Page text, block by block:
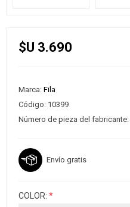
$U 3.690
Marca: Fila
Código: 10399
Número de pieza del fabricante:
Envío gratis
COLOR: *